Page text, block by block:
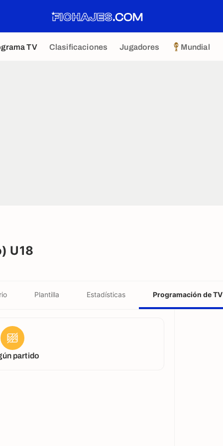
TV Clasificaciones Jugadores Mundial
U18
Plantilla Estadísticas Programación de TV
partido